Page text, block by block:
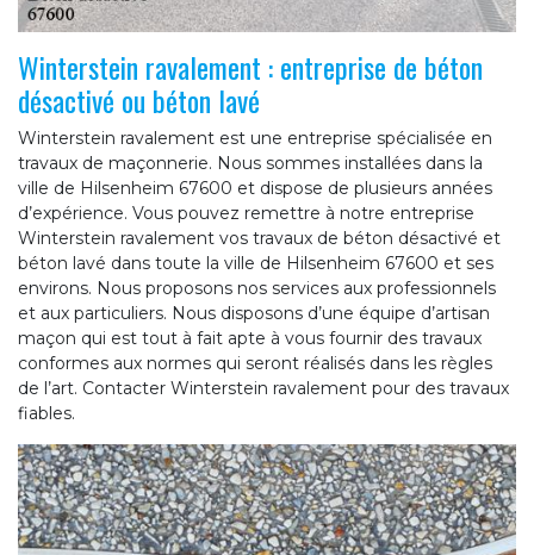
Winterstein ravalement : entreprise de béton
désactivé ou béton lavé
Winterstein ravalement est une entreprise spécialisée en
travaux de maçonnerie. Nous sommes installées dans la
ville de Hilsenheim 67600 et dispose de plusieurs années
d’expérience. Vous pouvez remettre à notre entreprise
Winterstein ravalement vos travaux de béton désactivé et
béton lavé dans toute la ville de Hilsenheim 67600 et ses
environs. Nous proposons nos services aux professionnels
et aux particuliers. Nous disposons d’une équipe d’artisan
maçon qui est tout à fait apte à vous fournir des travaux
conformes aux normes qui seront réalisés dans les règles
de l’art. Contacter Winterstein ravalement pour des travaux
fiables.